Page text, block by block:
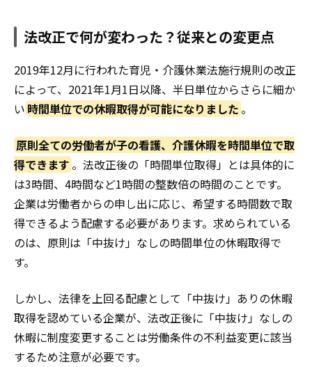
法改正で何が変わった？従来との変更点
2019年12月に行われた育児・介護休業法施⾏規則の改正
によって、2021年1月1日以降、半日単位からさらに細か
い 時間単位での休暇取得が可能になりました 。
原則全ての労働者が子の看護、介護休暇を時間単位で取
得できます 。法改正後の「時間単位取得」とは具体的に
は3時間、4時間など1時間の整数倍の時間のことです。
企業は労働者からの申し出に応じ、希望する時間数で取
得できるよう配慮する必要があります。求められている
のは、原則は「中抜け」なしの時間単位の休暇取得で
す。
しかし、法律を上回る配慮として「中抜け」ありの休暇
取得を認めている企業が、法改正後に「中抜け」なしの
休暇に制度変更することは労働条件の不利益変更に該当
するため注意が必要です。